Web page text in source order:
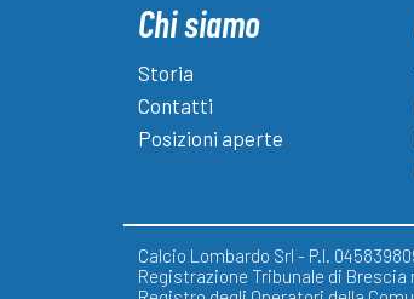
Chi siamo
Storia
Contatti
Posizioni aperte
Calcio Lombardo Srl - P.I.
Registrazione Tribunale di Brescia